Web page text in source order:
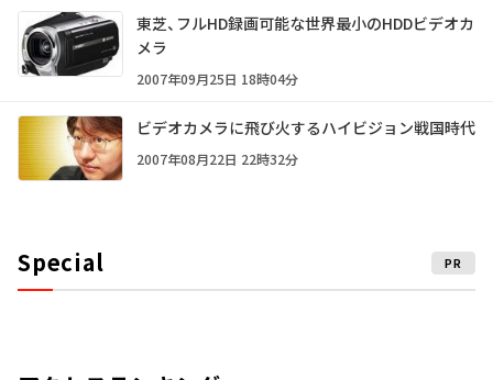
東芝、フルHD録画可能な世界最小のHDDビデオカ
メラ
2007年09月25日 18時04分
ビデオカメラに飛び火するハイビジョン戦国時代
2007年08月22日 22時32分
Special PR